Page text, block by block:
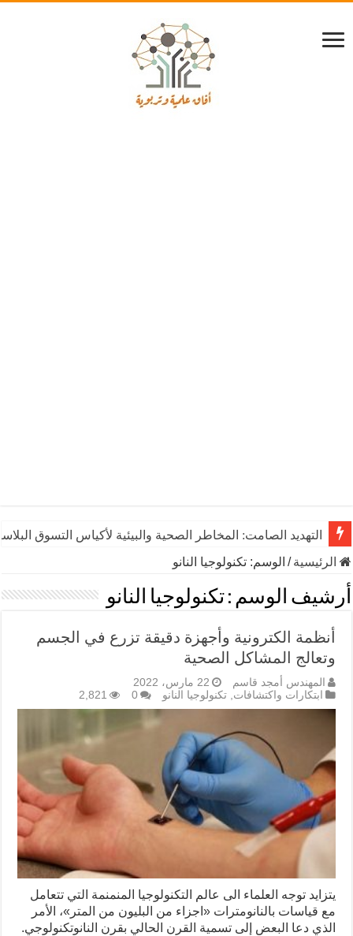
التهديد الصامت: المخاطر الصحية والبيئية لأكياس التسوق
الرئيسية/ الوسم: تكنولوجيا النانو
أرشيف الوسم :تكنولوجيا النانو
أنظمة الكترونية وأجهزة دقيقة تزرع في الجسم
وتعالج المشاكل الصحية
المهندس أمجد قاسم
22 مارس، 2022
ابتكارات واكتشافات, تكنولوجيا النانو 0
2,821
يتزايد توجه العلماء الى عالم التكنولوجيا المنمنمة التي تتعامل
مع قياسات بالنانومترات «اجزاء من البليون من المتر»، الأمر
الذي دعا البعض إلى تسمية القرن الحالي بقرن النانوتكنولوجي.